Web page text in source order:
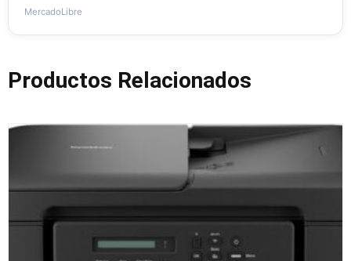
MercadoLibre
Productos Relacionados